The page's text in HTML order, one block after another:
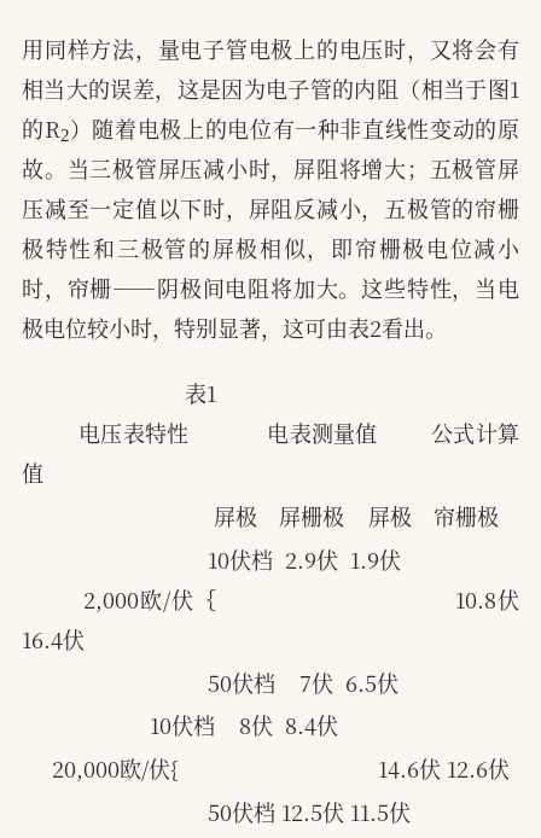
用同样方法，量电子管电极上的电压时，又将会有
相当大的误差，这是因为电子管的内阻（相当于图1
的R2）随着电极上的电位有一种非直线性变动的原
故。当三极管屏压减小时，屏阻将增大；五极管屏
压减至一定值以下时，屏阻反减小，五极管的帘栅
极特性和三极管的屏极相似，即帘栅极电位减小
时，帘栅——阴极间电阻将加大。这些特性，当电
极电位较小时，特别显著，这可由表2看出。
表1
电压表特性 　　 　电表测量值     　公式计算
值
屏极　屏栅极    屏极　帘栅极
10伏档  2.9伏  1.9伏
2,000欧/伏｛　　　  　　   　　     10.8伏
16.4伏
50伏档    7伏  6.5伏
10伏档    8伏  8.4伏
20,000欧/伏{　　　   　　            14.6伏 12.6伏
50伏档 12.5伏 11.5伏